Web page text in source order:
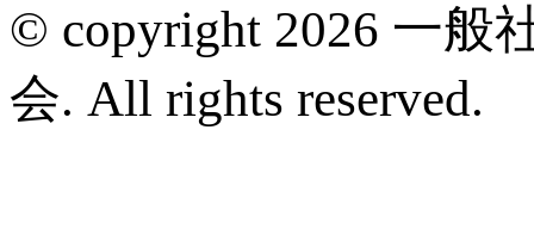
© copyright 2026 一般
会. All rights reserved.